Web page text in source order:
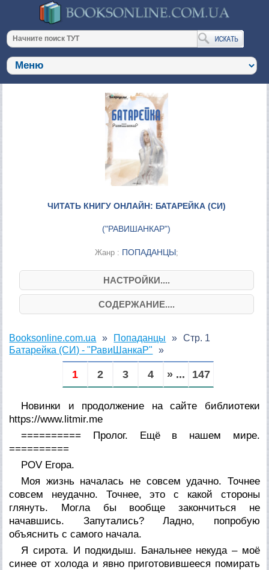
ЧИТАТЬ КНИГУ ОНЛАЙН: БАТАРЕЙКА (СИ)
("РАВИШАНКАР")
Жанр : ПОПАДАНЦЫ;
НАСТРОЙКИ....
СОДЕРЖАНИЕ....
Booksonline.com.ua
Попаданцы
Батарейка (СИ) - "РавиШанкаР"
Стр. 1
1 2 3 4 » ... 147
Новинки и продолжение на сайте библиотеки
https://www.litmir.me
========== Пролог. Ещё в нашем мире.
==========
POV Егора.
Моя жизнь началась не совсем удачно. Точнее
совсем неудачно. Точнее, это с какой стороны
глянуть. Могла бы вообще закончиться не
начавшись. Запутались? Ладно, попробую
объяснить с самого начала.
Я сирота. И подкидыш. Банальнее некуда – моё
синее от холода и явно приготовившееся помирать